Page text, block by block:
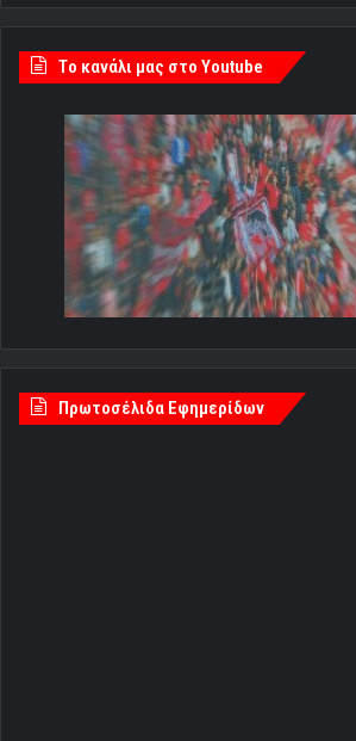
Tο κανάλι μας στο Youtube
Πρωτοσέλιδα Εφημερίδων